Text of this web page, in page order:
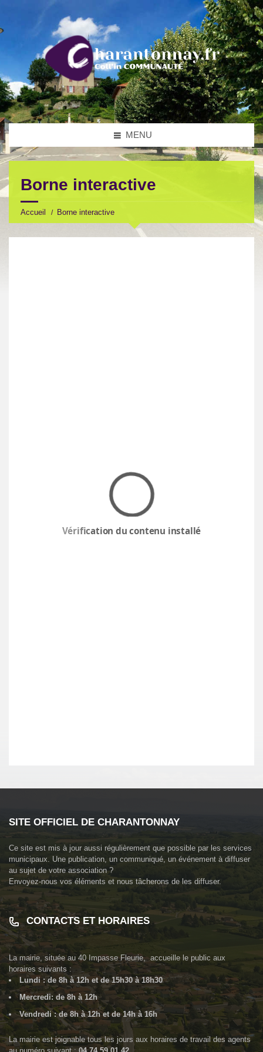
MENU
Borne interactive
Accueil Borne interactive
SITE OFFICIEL DE CHARANTONNAY
Ce site est mis à jour aussi régulièrement que possible par les services
municipaux. Une publication, un communiqué, un événement à diffuser
au sujet de votre association ?
Envoyez-nous vos éléments et nous tâcherons de les diffuser.
CONTACTS ET HORAIRES
La mairie, située au 40 Impasse Fleurie, accueille le public aux
horaires suivants :
Lundi : de 8h à 12h et de 15h30 à 18h30
Mercredi: de 8h à 12h
Vendredi : de 8h à 12h et de 14h à 16h
La mairie est joignable tous les jours aux horaires de travail des agents